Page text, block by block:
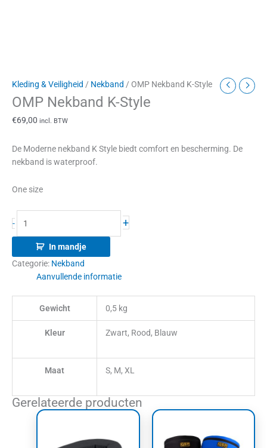
Kleding & Veiligheid / Nekband / OMP Nekband K-Style
OMP Nekband K-Style
€69,00 incl. BTW
De Moderne nekband K Style biedt comfort en bescherming. De
nekband is waterproof.
One size
- +
In mandje
Categorie: Nekband
Aanvullende informatie
Gewicht 0,5 kg
Kleur Zwart, Rood, Blauw
Maat S, M, XL
Gerelateerde producten
heeft